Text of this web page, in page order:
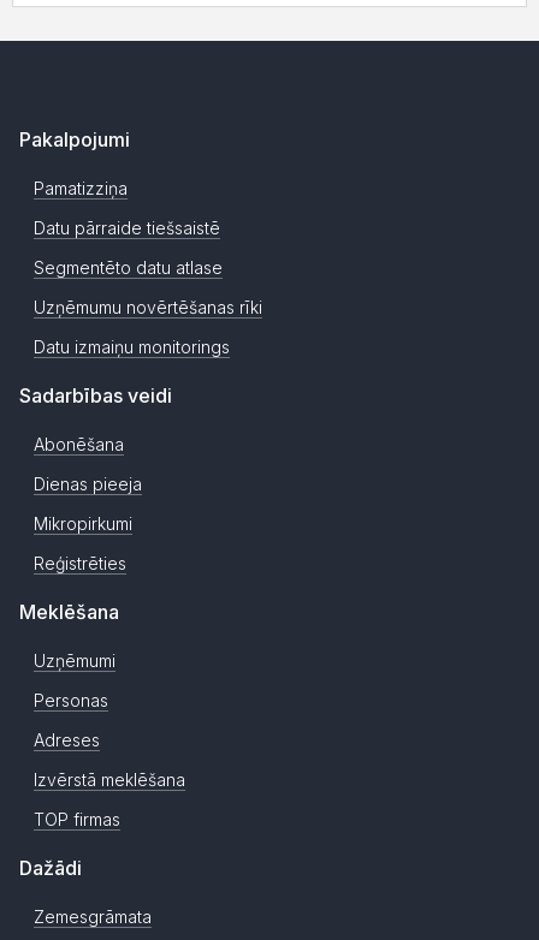
Pakalpojumi
Pamatizziņa
Datu pārraide tiešsaistē
Segmentēto datu atlase
Uzņēmumu novērtēšanas rīki
Datu izmaiņu monitorings
Sadarbības veidi
Abonēšana
Dienas pieeja
Mikropirkumi
Reģistrēties
Meklēšana
Uzņēmumi
Personas
Adreses
Izvērstā meklēšana
TOP firmas
Dažādi
Zemesgrāmata